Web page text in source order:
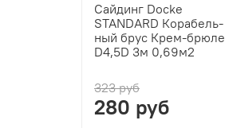
Сайдинг Docke
STANDARD Ко­ра­бель­
ный брус Крем-брюле
D4,5D 3м 0,69м2
323 руб
280 руб